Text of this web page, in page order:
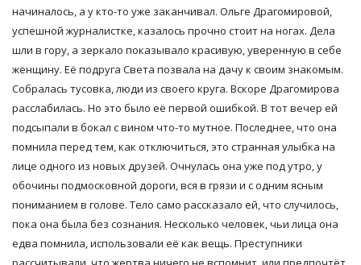
начиналось, а у кто-то уже заканчивал. Ольге Драгомировой,
успешной журналистке, казалось прочно стоит на ногах. Дела
шли в гору, а зеркало показывало красивую, уверенную в себе
женщину. Её подруга Света позвала на дачу к своим знакомым.
Собралась тусовка, люди из своего круга. Вскоре Драгомирова
расслабилась. Но это было её первой ошибкой. В тот вечер ей
подсыпали в бокал с вином что-то мутное. Последнее, что она
помнила перед тем, как отключиться, это странная улыбка на
лице одного из новых друзей. Очнулась она уже под утро, у
обочины подмосковной дороги, вся в грязи и с одним ясным
пониманием в голове. Тело само рассказало ей, что случилось,
пока она была без сознания. Несколько человек, чьи лица она
едва помнила, использовали её как вещь. Преступники